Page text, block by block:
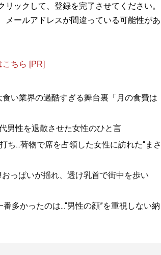
100倍楽しめる！』
ックして、登録を完了させてください。
ールアドレスが間違っている可能性があ
ちら [PR]
い業界の過酷すぎる舞台裏「月の食費は
男性を退散させた女性のひと言
...荷物で席を占領した女性に訪れた“まさ
っぱいが揺れ、透け乳首で街中を歩い
多かったのは...“男性の顔”を重視しない納